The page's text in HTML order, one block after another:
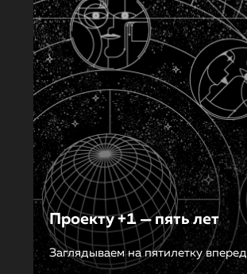
Проекту +1 — пять лет
Заглядываем на пятилетку вперед